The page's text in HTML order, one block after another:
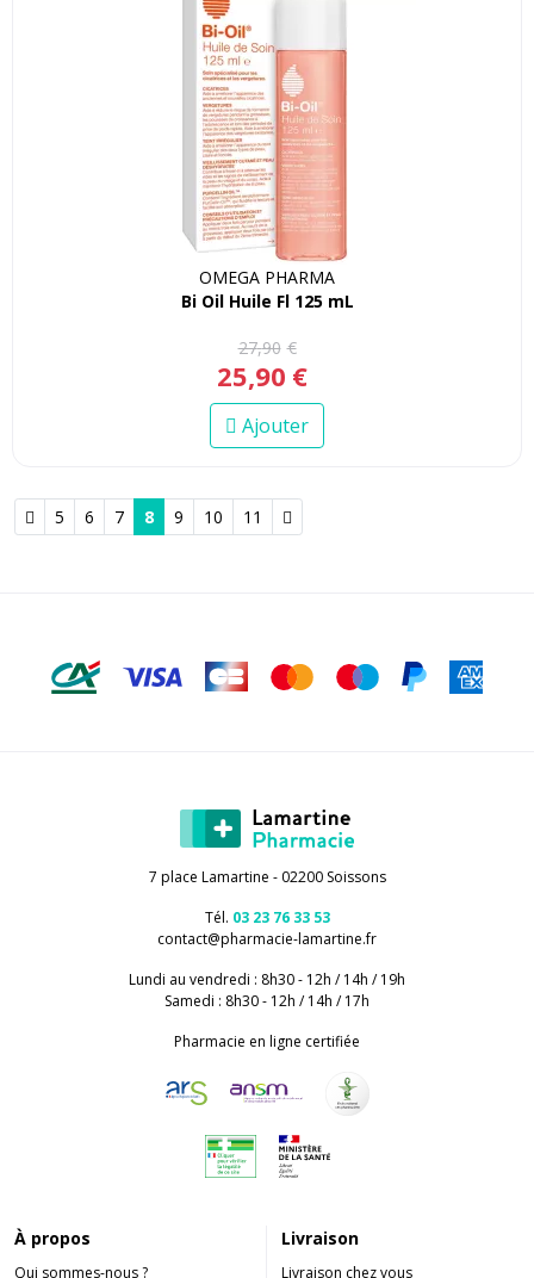
OMEGA PHARMA
Bi Oil Huile Fl 125 mL
27,90 €
25,90 €
Ajouter
5 6 7 8 9 10 11
7 place Lamartine - 02200 Soissons
Tél. 03 23 76 33 53
contact@pharmacie-lamartine.fr
Lundi au vendredi : 8h30 - 12h / 14h / 19h
Samedi : 8h30 - 12h / 14h / 17h
Pharmacie en ligne certifiée
À propos
Qui sommes-nous ?
Livraison
Livraison chez vous